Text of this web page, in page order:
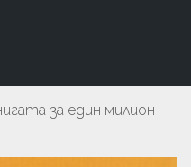
за един милион